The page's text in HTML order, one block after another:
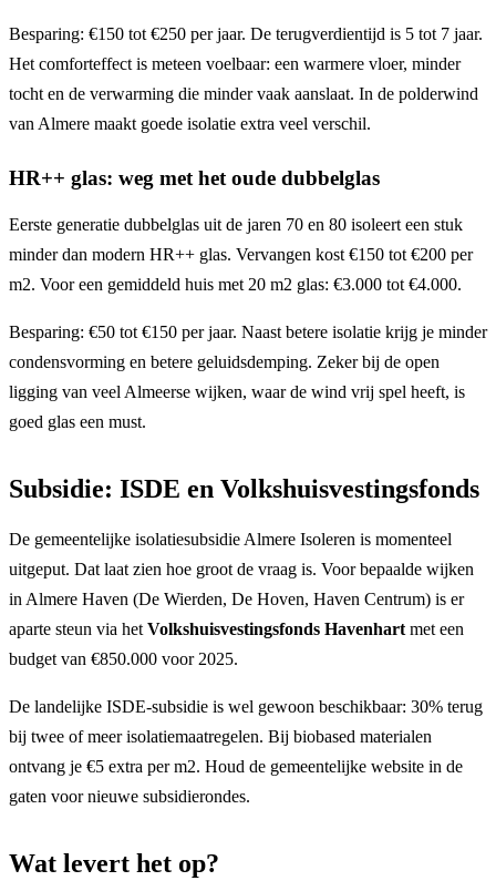
Besparing: €150 tot €250 per jaar. De terugverdientijd is 5 tot 7 jaar.
Het comforteffect is meteen voelbaar: een warmere vloer, minder
tocht en de verwarming die minder vaak aanslaat. In de polderwind
van Almere maakt goede isolatie extra veel verschil.
HR++ glas: weg met het oude dubbelglas
Eerste generatie dubbelglas uit de jaren 70 en 80 isoleert een stuk
minder dan modern HR++ glas. Vervangen kost €150 tot €200 per
m2. Voor een gemiddeld huis met 20 m2 glas: €3.000 tot €4.000.
Besparing: €50 tot €150 per jaar. Naast betere isolatie krijg je minder
condensvorming en betere geluidsdemping. Zeker bij de open
ligging van veel Almeerse wijken, waar de wind vrij spel heeft, is
goed glas een must.
Subsidie: ISDE en Volkshuisvestingsfonds
De gemeentelijke isolatiesubsidie Almere Isoleren is momenteel
uitgeput. Dat laat zien hoe groot de vraag is. Voor bepaalde wijken
in Almere Haven (De Wierden, De Hoven, Haven Centrum) is er
aparte steun via het Volkshuisvestingsfonds Havenhart met een
budget van €850.000 voor 2025.
De landelijke ISDE-subsidie is wel gewoon beschikbaar: 30% terug
bij twee of meer isolatiemaatregelen. Bij biobased materialen
ontvang je €5 extra per m2. Houd de gemeentelijke website in de
gaten voor nieuwe subsidierondes.
Wat levert het op?